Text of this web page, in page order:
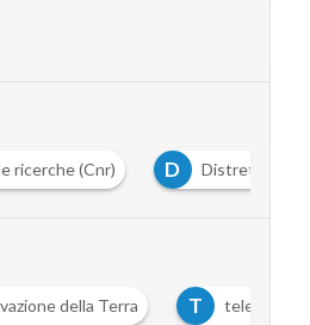
ricerche (Cnr) D Distretto
della Terra T